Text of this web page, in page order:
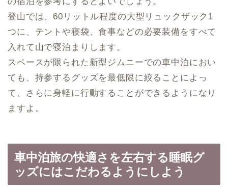
登山では、60リットル程度の大型リュックザック1
つに、テントや寝袋、食事などの必要装備をすべて
入れて山で寝泊まりします。
スペースが限られた新型ジムニーでの車中泊におい
ても、持参するグッズを最低限に絞ることによっ
て、さらに身軽に行動することができるようになり
ますよ。
車中泊旅の快適さを左右する睡眠グ
ッズにはこだわるようにしよう